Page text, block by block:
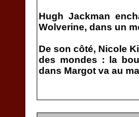
Hugh Jackman
Wolverine, dans un
De son côté, Nicole
des mondes : la
dans Margot va au